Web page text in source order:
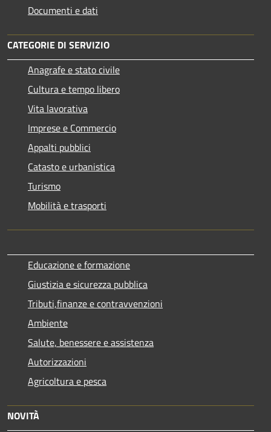
Documenti e dati
CATEGORIE DI SERVIZIO
Anagrafe e stato civile
Cultura e tempo libero
Vita lavorativa
Imprese e Commercio
Appalti pubblici
Catasto e urbanistica
Turismo
Mobilità e trasporti
Educazione e formazione
Giustizia e sicurezza pubblica
Tributi,finanze e contravvenzioni
Ambiente
Salute, benessere e assistenza
Autorizzazioni
Agricoltura e pesca
NOVITÀ